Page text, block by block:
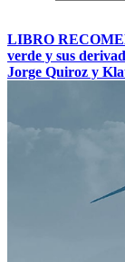
LIBRO
verde y sus
Jorge Quiroz y